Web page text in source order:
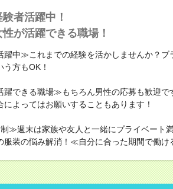
験者活躍中！
性が活躍できる職場！
中≫これまでの経験を活かしませんか？ブ
方もOK！
躍できる職場≫もちろん男性の応募も歓迎
によってはお願いすることもあります！
≫週末は家族や友人と一緒にプライベート
服装の悩み解消！≪自分に合った期間で働